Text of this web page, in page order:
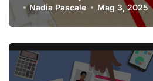
Nadia Pascale Mag 3, 2025